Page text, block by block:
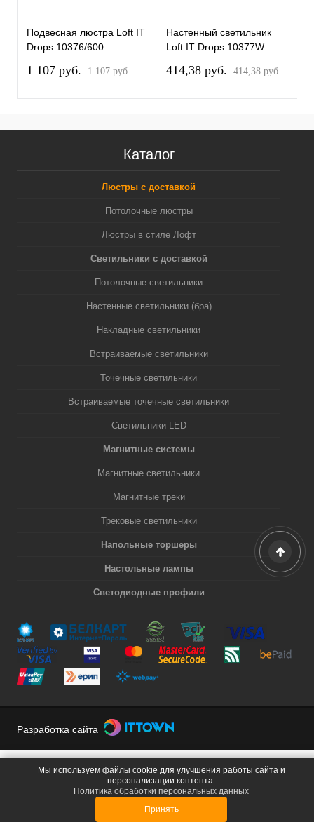
Подвесная люстра Loft IT
Drops 10376/600
1 107 pуб. 1 107 pуб.
Настенный светильник
Loft IT Drops 10377W
414,38 pуб. 414,38 pуб.
Каталог
Люстры с доставкой
Потолочные люстры
Люстры в стиле Лофт
Светильники с доставкой
Потолочные светильники
Настенные светильники (бра)
Накладные светильники
Встраиваемые светильники
Точечные светильники
Встраиваемые точечные светильники
Светильники LED
Магнитные системы
Магнитные светильники
Магнитные треки
Трековые светильники
Напольные торшеры
Настольные лампы
Светодиодные профили
Разработка сайта
Мы используем файлы cookie для улучшения работы сайта и
персонализации контента.
Политика обработки персональных данных
Принять